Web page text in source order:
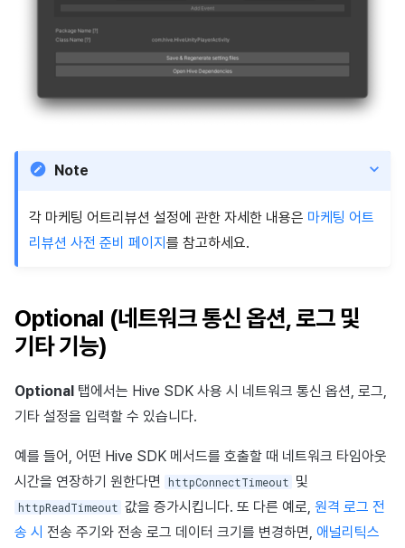
Note
각 마케팅 어트리뷰션 설정에 관한 자세한 내용은 마케팅 어트
리뷰션 사전 준비 페이지를 참고하세요.
Optional (네트워크 통신 옵션, 로그 및
기타 기능)
Optional 탭에서는 Hive SDK 사용 시 네트워크 통신 옵션, 로그,
기타 설정을 입력할 수 있습니다.
예를 들어, 어떤 Hive SDK 메서드를 호출할 때 네트워크 타임아웃
시간을 연장하기 원한다면
httpConnectTimeout 및
httpReadTimeout 값을 증가시킵니다. 또 다른 예로,원격 로그 전
송 시 전송 주기와 전송 로그 데이터 크기를 변경하면, 애널리틱스